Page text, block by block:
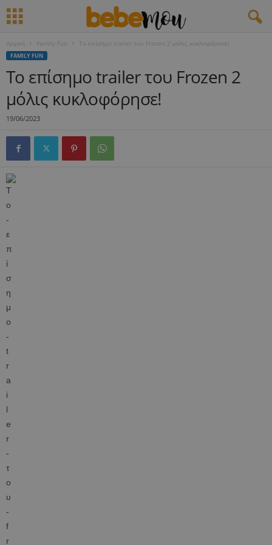
Αρχική Family Fun Το επίσημο trailer του Frozen 2 μόλις κυκλοφόρησε!
FAMILY FUN
Το επίσημο trailer του Frozen 2
μόλις κυκλοφόρησε!
19/06/2023